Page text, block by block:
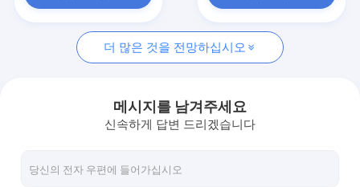
생분해 가능한 가방
생분해 가능한 슬라이드 지프백
생물 분해 가능한 메일 봉지
미생물에 의해 분해된 쇼핑 가방
더 많은 것을 전망하십시오
메시지를 남겨주세요
신속하게 답변 드리겠습니다